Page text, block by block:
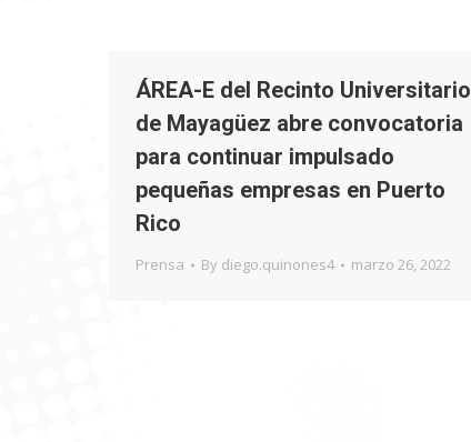
ÁREA-E del Recinto Universitario
de Mayagüez abre convocatoria
para continuar impulsado
pequeñas empresas en Puerto
Rico
Prensa By diego.quinones4 marzo 26, 2022